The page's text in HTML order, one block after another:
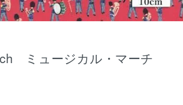
ミュージカル・マーチ